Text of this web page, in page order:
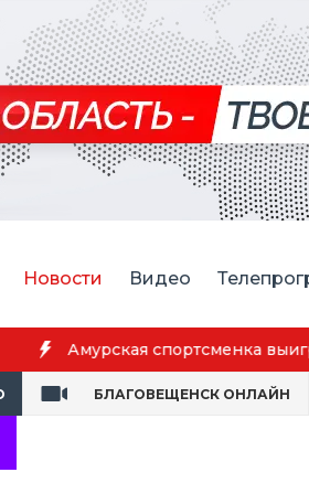
Новости Видео
Благовещенск вошёл в
БЛАГОВЕЩЕНСК ОНЛАЙН